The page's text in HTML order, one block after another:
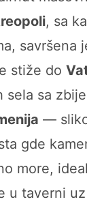
, sa
savršena
stiže do
sela sa
—
gde
more,
u taverni